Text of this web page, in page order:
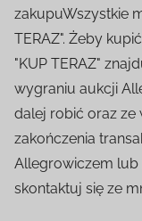
zakupuWszystkie
TERAZ". Żeby
"KUP TERAZ"
wygraniu aukcji
dalej robić oraz ze
zakończenia
Allegrowiczem lub
skontaktuj się ze